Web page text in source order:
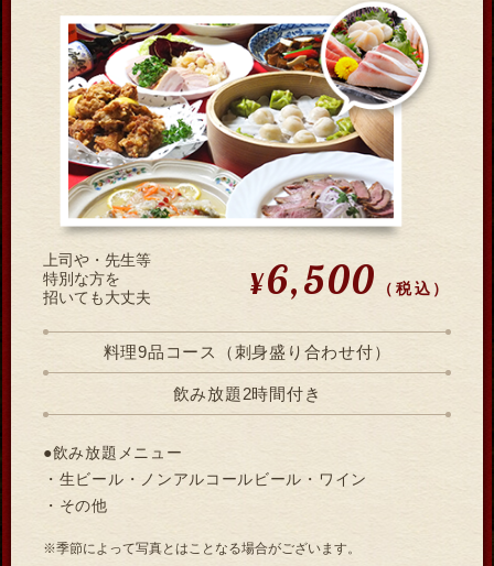
上司や・先生等
特別な方を
招いても大丈夫
¥6,500 （税込）
料理9品コース（刺身盛り合わせ付）
飲み放題2時間付き
●飲み放題メニュー
・生ビール・ノンアルコールビール・ワイン
・その他
※季節によって写真とはことなる場合がございます。